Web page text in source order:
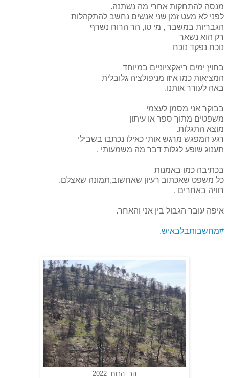
מנסה להתחקות אחרי מה נשתנה.
לפני לא מעט זמן שני אנשים נחשב להתקהלות
הגבריות במשבר , מי טו, הר הרוח נשרף
רק הוא נשאר
נוכח נפקד נוכח
בחוץ ימים ריאקציוניים במיוחד
המציאות כמו איזו מניפולציה גלובלית
באה לעורר אותנו.
בבוקר אני מסמן לעצמי
משפטים מתוך ספר או עיתון
מוצא התגלות.
רגע המפגש מרגש אותי כאילו נכתבו בשבילי
תענוג שופע לגלות דבר מה משמעותי .
בכתיבה כמו באמנות
כל משפט שאכתוב רעיון שאחשוב,תמונה שאצלם.
רוויה באחרים .
איפה עובר הגבול בין אני והאחר.
#מחשבותבלבאיש.
הר הרוח 2022